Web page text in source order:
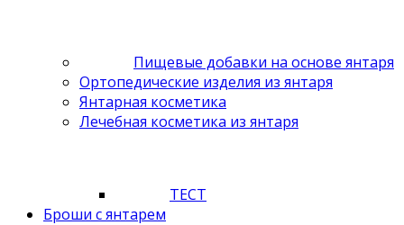
Пищевые добавки на основе янтаря
Ортопедические изделия из янтаря
Янтарная косметика
Лечебная косметика из янтаря
ТЕСТ
Броши с янтарем